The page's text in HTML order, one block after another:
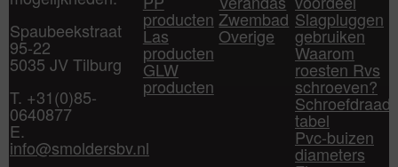
Spaubeekstraat
95-22
5035 JV Tilburg
T. +31(0)85-
0640877
E.
info@smoldersbv.nl
producten
Las
producten
GLW
producten
Zwembad
Overige
Slagpluggen
gebruiken
Waarom
roesten Rvs
schroeven?
Schroefdraad
tabel
Pvc-buizen
diameters